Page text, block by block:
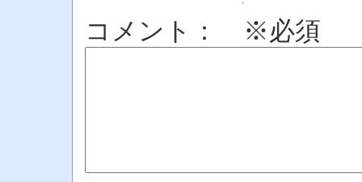
コメント： ※必須